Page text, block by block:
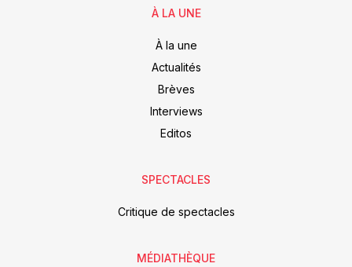
À LA UNE
À la une
Actualités
Brèves
Interviews
Editos
SPECTACLES
Critique de spectacles
MÉDIATHÈQUE